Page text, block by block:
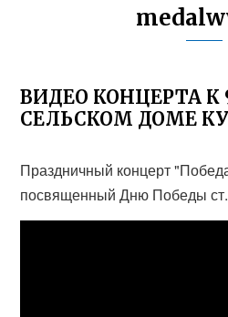
ВИДЕО КОНЦЕРТА К
СЕЛЬСКОМ ДОМЕ
Праздничный концерт
посвященный Дню Победы ст.